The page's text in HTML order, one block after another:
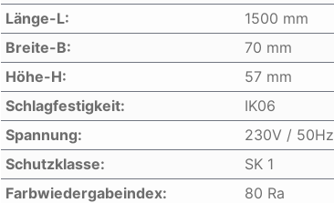
Länge-L:
1500 mm
Breite-B:
70 mm
Höhe-H:
57 mm
Schlagfestigkeit:
IK06
Spannung:
230V / 50Hz
Schutzklasse:
SK 1
Farbwiedergabeindex:
80 Ra